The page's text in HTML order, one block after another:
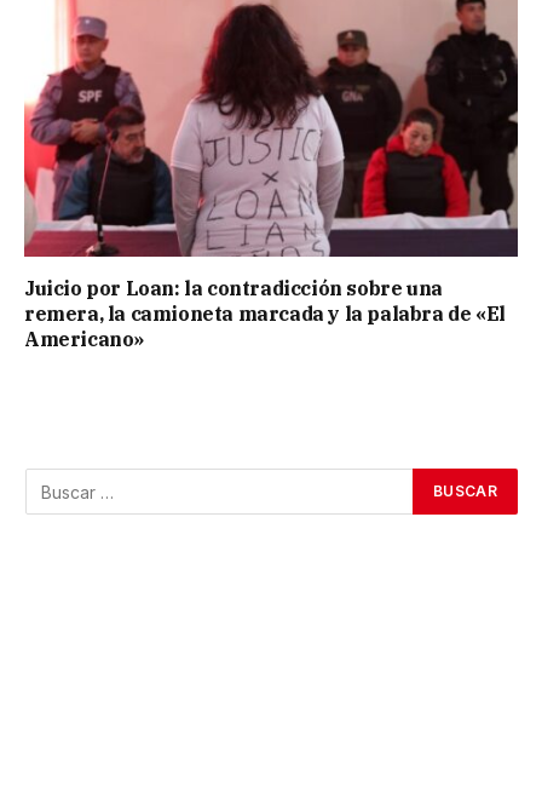
Juicio por Loan: la contradicción sobre una
remera, la camioneta marcada y la palabra de «El
Americano»